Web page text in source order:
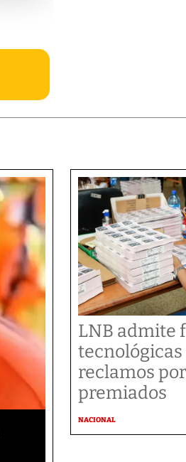
LNB admite
tecnológicas
reclamos
premiados
NACIONAL